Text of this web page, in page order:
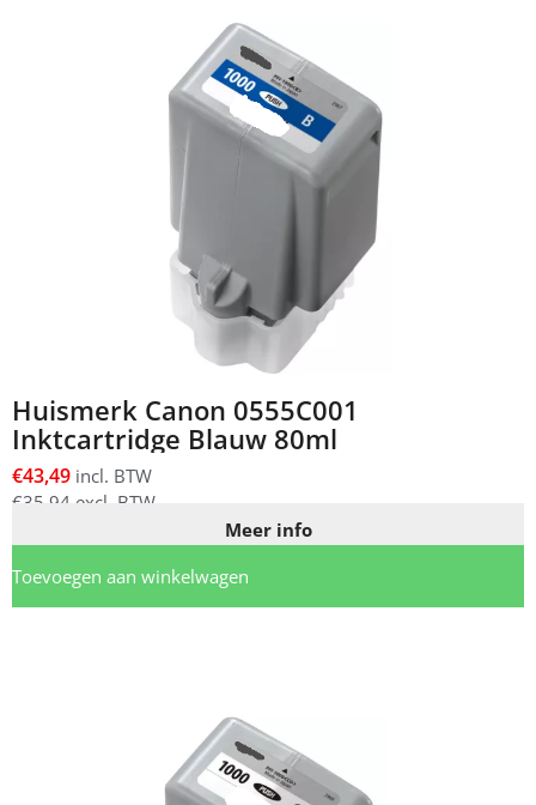
Huismerk Canon 0555C001
Inktcartridge Blauw 80ml
€43,49 incl. BTW
€35,94 excl. BTW
Meer info
Toevoegen aan winkelwagen